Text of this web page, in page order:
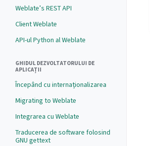
Weblate’s REST API
Client Weblate
API-ul Python al Weblate
GHIDUL DEZVOLTATORULUI DE
APLICAȚII
Începând cu internaționalizarea
Migrating to Weblate
Integrarea cu Weblate
Traducerea de software folosind
GNU gettext